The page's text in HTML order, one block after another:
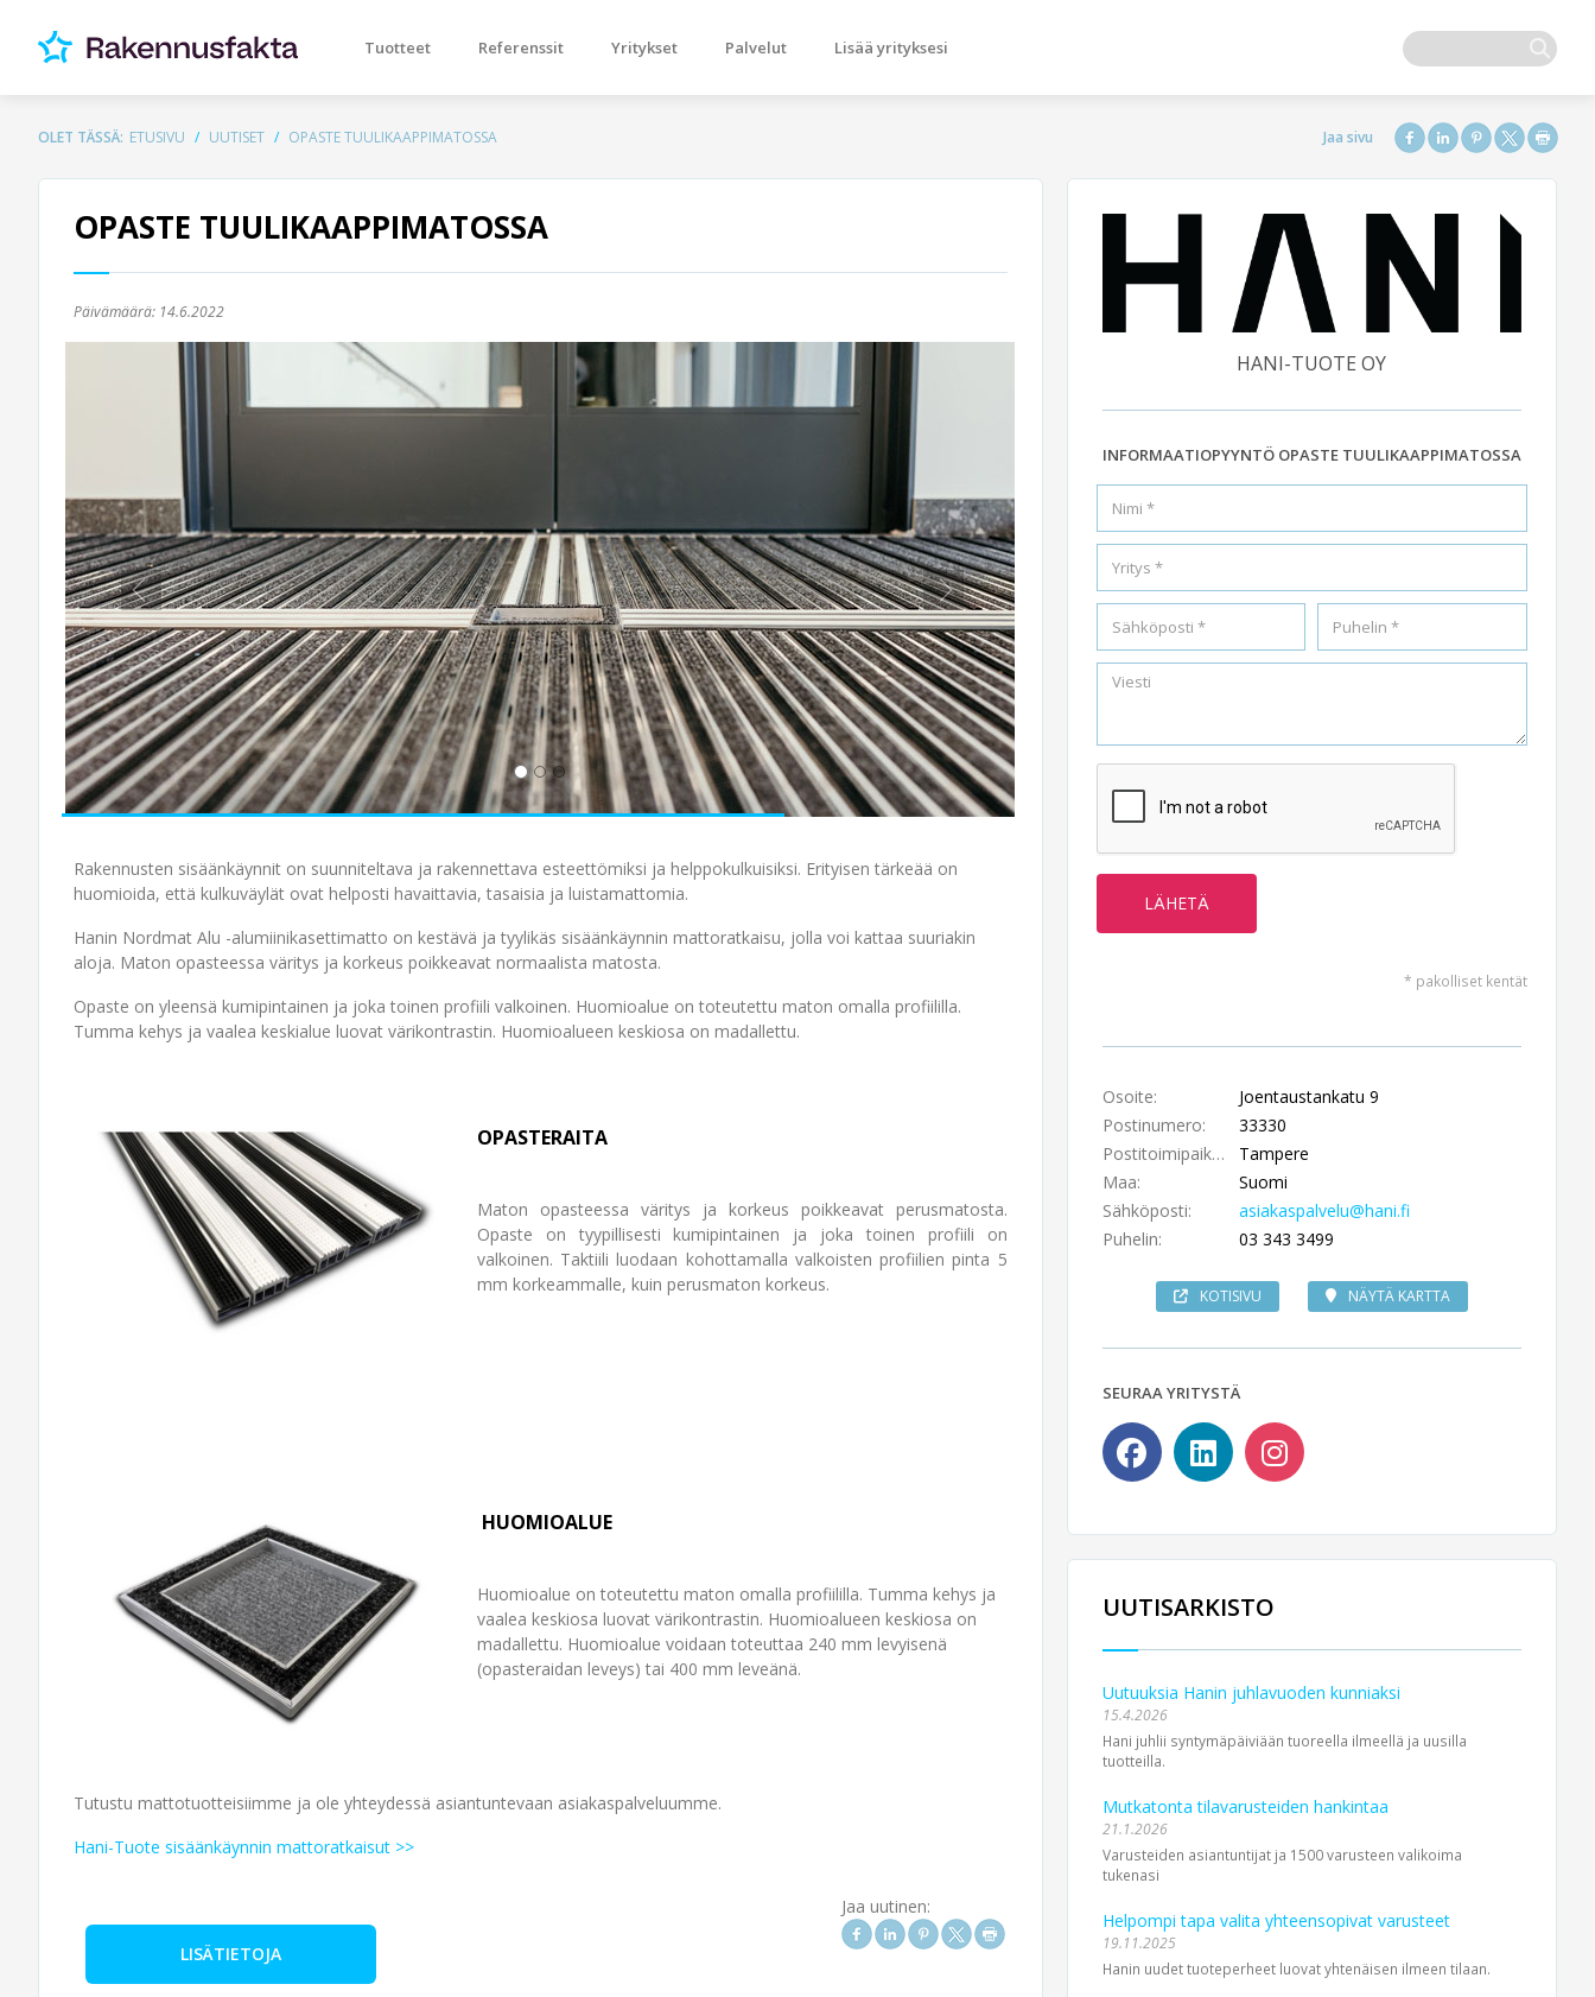
Tuotteet Referenssit Yritykset Palvelut Lisää yrityksesi
OLET TÄSSÄ: ETUSIVU UUTISET OPASTE TUULIKAAPPIMATOSSA
OPASTE TUULIKAAPPIMATOSSA
Päivämäärä: 14.6.2022
Previous
Rakennusten sisäänkäynnit on suunniteltava ja rakennettava esteettömiksi ja helppokulkuisiksi. Erityisen tärkeää on
huomioida, että kulkuväylät ovat helposti havaittavia, tasaisia ja luistamattomia.
Hanin Nordmat Alu -alumiinikasettimatto on kestävä ja tyylikäs sisäänkäynnin mattoratkaisu, jolla voi kattaa suuriakin
aloja. Maton opasteessa väritys ja korkeus poikkeavat normaalista matosta.
Opaste on yleensä kumipintainen ja joka toinen profiili valkoinen. Huomioalue on toteutettu maton omalla profiililla.
Tumma kehys ja vaalea keskialue luovat värikontrastin. Huomioalueen keskiosa on madallettu.
OPASTERAITA
Maton opasteessa väritys ja korkeus poikkeavat perusmatosta.
Opaste on tyypillisesti kumipintainen ja joka toinen profiili on
valkoinen. Taktiili luodaan kohottamalla valkoisten profiilien pinta 5
mm korkeammalle, kuin perusmaton korkeus.
HUOMIOALUE
Huomioalue on toteutettu maton omalla profiililla. Tumma kehys ja
vaalea keskiosa luovat värikontrastin. Huomioalueen keskiosa on
madallettu. Huomioalue voidaan toteuttaa 240 mm levyisenä
(opasteraidan leveys) tai 400 mm leveänä.
Tutustu mattotuotteisiimme ja ole yhteydessä asiantuntevaan asiakaspalveluumme.
Hani-Tuote sisäänkäynnin mattoratkaisut >>
LISÄTIETOJA
Jaa uutinen:
HANI-TUOTE OY
INFORMAATIOPYYNTÖ OPASTE TUULIKAAPPIMATOSSA
* pakolliset kentät
Osoite:
Joentaustankatu 9
Postinumero:
33330
Postitoimipaikka:
Tampere
Maa:
Suomi
Sähköposti:
asiakaspalvelu@hani.fi
Puhelin:
03 343 3499
KOTISIVU NÄYTÄ KARTTA
SEURAA YRITYSTÄ
UUTISARKISTO
Uutuuksia Hanin juhlavuoden kunniaksi
15.4.2026
Hani juhlii syntymäpäiviään tuoreella ilmeellä ja uusilla
tuotteilla.
Mutkatonta tilavarusteiden hankintaa
21.1.2026
Varusteiden asiantuntijat ja 1500 varusteen valikoima
tukenasi
Helpompi tapa valita yhteensopivat varusteet
19.11.2025
Hanin uudet tuoteperheet luovat yhtenäisen ilmeen tilaan.